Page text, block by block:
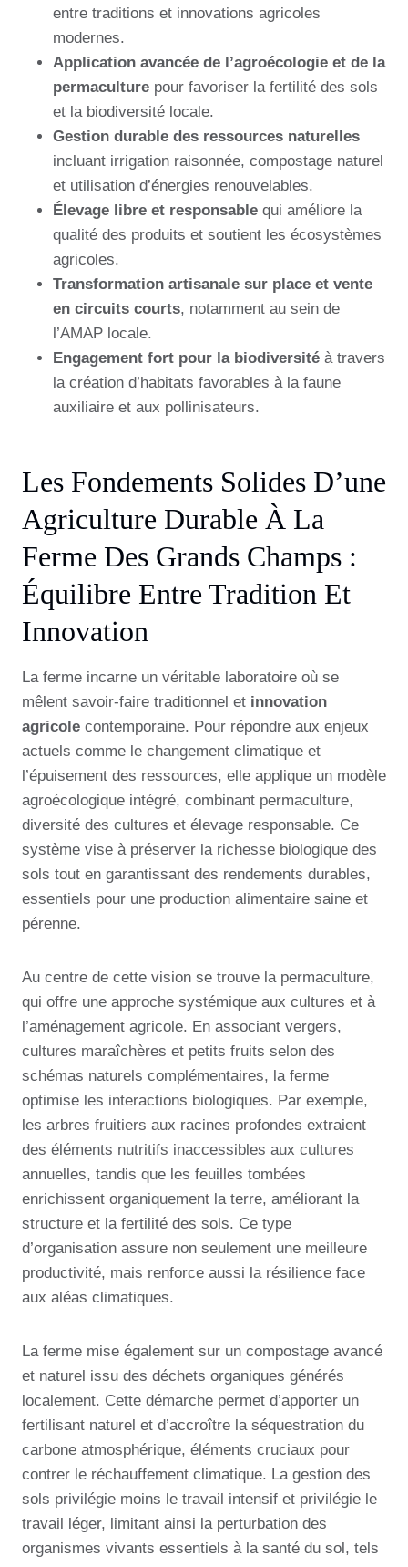
entre traditions et innovations agricoles
modernes.
Application avancée de l’agroécologie et de la
permaculture pour favoriser la fertilité des sols
et la biodiversité locale.
Gestion durable des ressources naturelles
incluant irrigation raisonnée, compostage naturel
et utilisation d’énergies renouvelables.
Élevage libre et responsable qui améliore la
qualité des produits et soutient les écosystèmes
agricoles.
Transformation artisanale sur place et vente
en circuits courts, notamment au sein de
l’AMAP locale.
Engagement fort pour la biodiversité à travers
la création d’habitats favorables à la faune
auxiliaire et aux pollinisateurs.
Les Fondements Solides D’une
Agriculture Durable À La
Ferme Des Grands Champs :
Équilibre Entre Tradition Et
Innovation
La ferme incarne un véritable laboratoire où se
mêlent savoir-faire traditionnel et innovation
agricole contemporaine. Pour répondre aux enjeux
actuels comme le changement climatique et
l’épuisement des ressources, elle applique un modèle
agroécologique intégré, combinant permaculture,
diversité des cultures et élevage responsable. Ce
système vise à préserver la richesse biologique des
sols tout en garantissant des rendements durables,
essentiels pour une production alimentaire saine et
pérenne.
Au centre de cette vision se trouve la permaculture,
qui offre une approche systémique aux cultures et à
l’aménagement agricole. En associant vergers,
cultures maraîchères et petits fruits selon des
schémas naturels complémentaires, la ferme
optimise les interactions biologiques. Par exemple,
les arbres fruitiers aux racines profondes extraient
des éléments nutritifs inaccessibles aux cultures
annuelles, tandis que les feuilles tombées
enrichissent organiquement la terre, améliorant la
structure et la fertilité des sols. Ce type
d’organisation assure non seulement une meilleure
productivité, mais renforce aussi la résilience face
aux aléas climatiques.
La ferme mise également sur un compostage avancé
et naturel issu des déchets organiques générés
localement. Cette démarche permet d’apporter un
fertilisant naturel et d’accroître la séquestration du
carbone atmosphérique, éléments cruciaux pour
contrer le réchauffement climatique. La gestion des
sols privilégie moins le travail intensif et privilégie le
travail léger, limitant ainsi la perturbation des
organismes vivants essentiels à la santé du sol, tels